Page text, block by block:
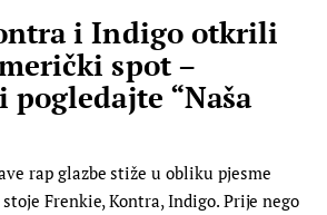
i Indigo otkrili
spot –
pogledajte “Naša
rap glazbe stiže u obliku pjesme
stoje Frenkie, Kontra, Indigo. Prije nego